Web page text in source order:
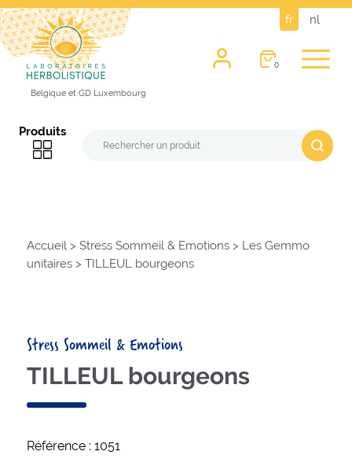
fr nl
Belgique et GD Luxembourg
0
Produits
Accueil > Stress Sommeil & Emotions> Les Gemmo
unitaires> TILLEUL bourgeons
Stress Sommeil & Emotions
TILLEUL bourgeons
Référence : 1051